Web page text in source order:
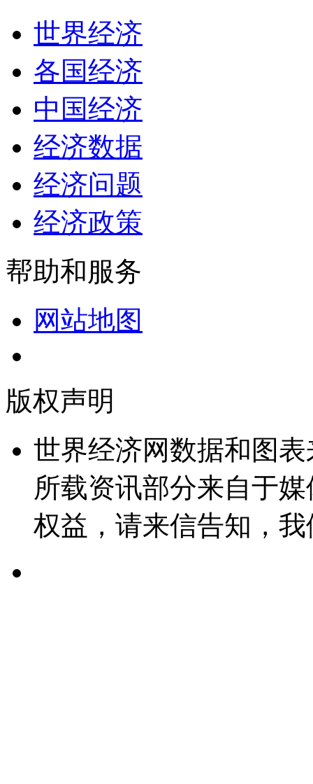
世界经济
各国经济
中国经济
经济数据
经济问题
经济政策
帮助和服务
网站地图
版权声明
世界经济网数据和图
所载资讯部分来自于
权益，请来信告知，